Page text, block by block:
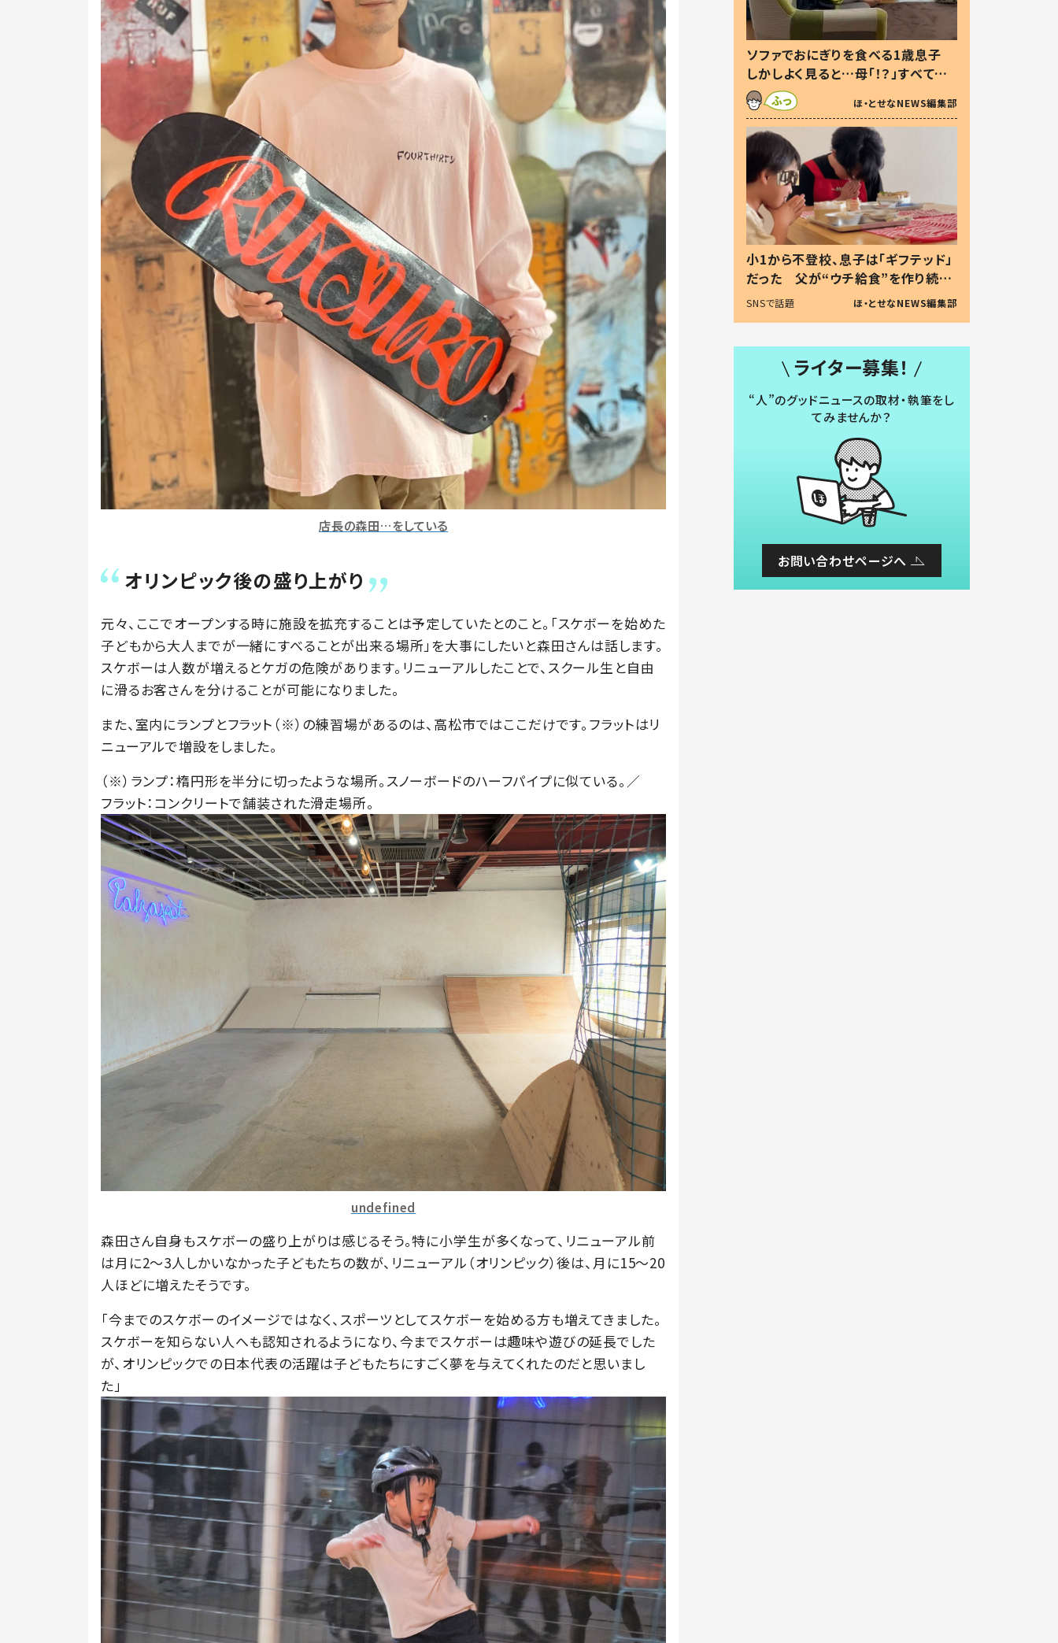
店長の森田…をしている
オリンピック後の盛り上がり
元々、ここでオープンする時に施設を拡充することは予定していたとのこと。「スケボーを始めた
子どもから大人までが一緒にすべることが出来る場所」を大事にしたいと森田さんは話します。
スケボーは人数が増えるとケガの危険があります。リニューアルしたことで、スクール生と自由
に滑るお客さんを分けることが可能になりました。
また、室内にランプとフラット（※）の練習場があるのは、高松市ではここだけです。フラットはリ
ニューアルで増設をしました。
（※）ランプ：楕円形を半分に切ったような場所。スノーボードのハーフパイプに似ている。／
フラット：コンクリートで舗装された滑走場所。
undefined
森田さん自身もスケボーの盛り上がりは感じるそう。特に小学生が多くなって、リニューアル前
は月に2～3人しかいなかった子どもたちの数が、リニューアル（オリンピック）後は、月に15～20
人ほどに増えたそうです。
「今までのスケボーのイメージではなく、スポーツとしてスケボーを始める方も増えてきました。
スケボーを知らない人へも認知されるようになり、今までスケボーは趣味や遊びの延長でした
が、オリンピックでの日本代表の活躍は子どもたちにすごく夢を与えてくれたのだと思いまし
た」
ソファでおにぎりを食べる1歳息子
しかしよく見ると…母「！？」すべてを
察した母の投稿に「可愛いから許
す！」「現行犯〜」
ほ・とせなNEWS編集部
小1から不登校、息子は「ギフテッド」
だった 父が“ウチ給食”を作り続け
る理由とは #令和の親 #令和の子
SNSで話題 ほ・とせなNEWS編集部
ライター募集！
“人”のグッドニュースの取材・執筆をし
てみませんか？
お問い合わせページへ